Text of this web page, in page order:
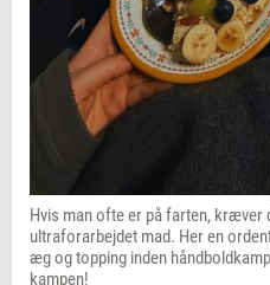
Hvis man ofte er på farten, kræver
ultraforarbejdet mad. Her en
æg og topping inden
kampen!